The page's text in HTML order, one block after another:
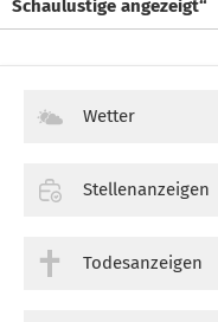
Schaulustige angezeigt“
Wetter
Stellenanzeigen
Todesanzeigen